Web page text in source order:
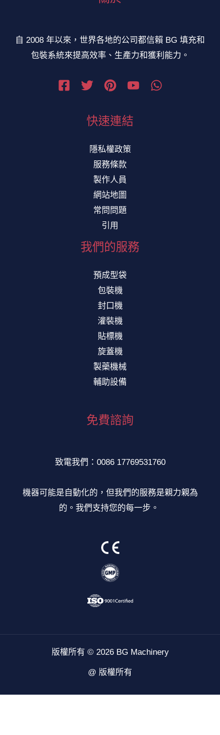
自 2008 年以來，世界各地的公司都信賴 BG 填充和
包裝系統來提高效率、生產力和獲利能力。
快速連結
隱私權政策
服務條款
製作人員
網站地圖
常問問題
引用
我們的服務
預成型袋
包裝機
封口機
灌裝機
貼標機
旋蓋機
製藥機械
輔助設備
免費諮詢
致電我們：0086 17769531760
機器可能是自動化的，但我們的服務是親力親為
的。我們支持您的每一步。
版權所有 © 2026 BG Machinery
@ 版權所有
SV